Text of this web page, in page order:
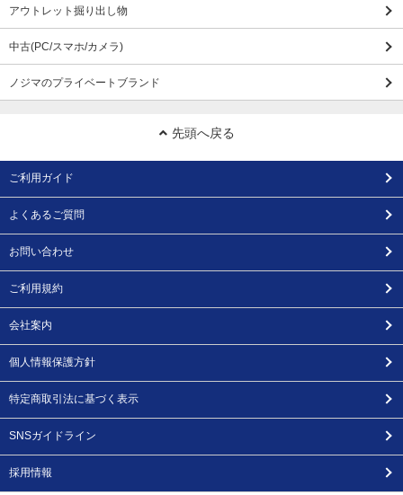
アウトレット掘り出し物
中古(PC/スマホ/カメラ)
ノジマのプライベートブランド
先頭へ戻る
ご利用ガイド
よくあるご質問
お問い合わせ
ご利用規約
会社案内
個人情報保護方針
特定商取引法に基づく表示
SNSガイドライン
採用情報